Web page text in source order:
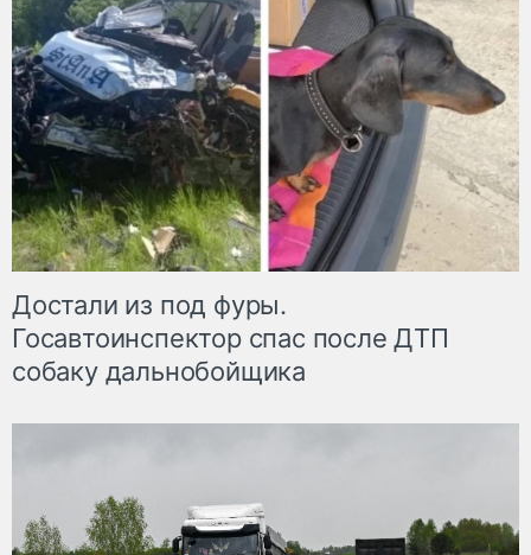
Достали из под фуры.
Госавтоинспектор спас после ДТП
собаку дальнобойщика